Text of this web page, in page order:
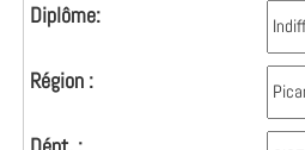
Diplôme:
Région :